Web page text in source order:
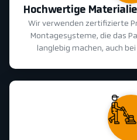
Hochwertige
Wir verwenden zertifizierte
Montagesysteme, die das
langlebig machen, auch